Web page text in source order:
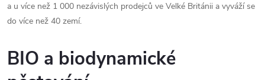
a u více než 1 000 nezávislých prodejců ve Velké Británii a vyváží se
do více než 40 zemí.
BIO a biodynamické